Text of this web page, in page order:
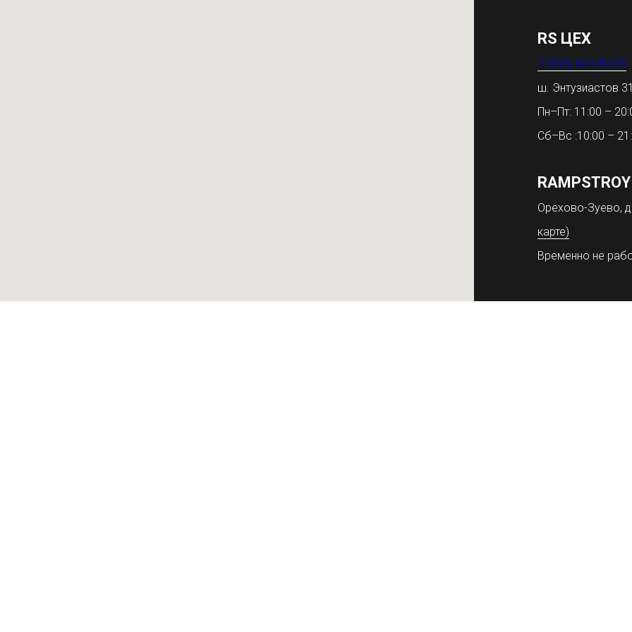
RS ЦЕХ
7 (993) 603 89-05
ш. Энтузиастов
Пн–Пт: 11:00 –
Сб–Вс :10:00 –
Орехово-Зуево,
карте)
Временно не